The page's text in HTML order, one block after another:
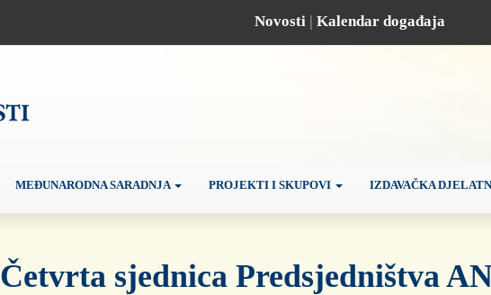
Novosti | Kalendar događaja
MEĐUNARODNA SARADNJA PROJEKTI I SKUPOVI IZDAVAČKA
Četvrta sjednica Predsjedništva